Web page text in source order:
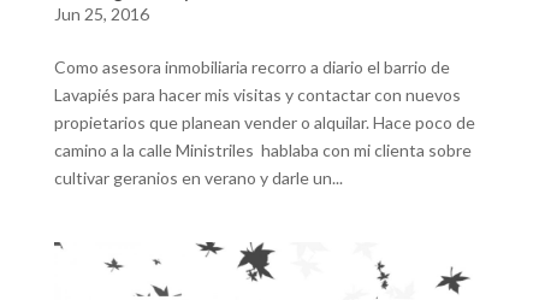
Jun 25, 2016
Como asesora inmobiliaria recorro a diario el barrio de
Lavapiés para hacer mis visitas y contactar con nuevos
propietarios que planean vender o alquilar. Hace poco de
camino a la calle Ministriles hablaba con mi clienta sobre
cultivar geranios en verano y darle un...